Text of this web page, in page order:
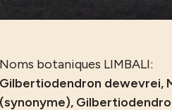
Noms botaniques LIMBALI:
Gilbertiodendron dewevrei,
(synonyme),